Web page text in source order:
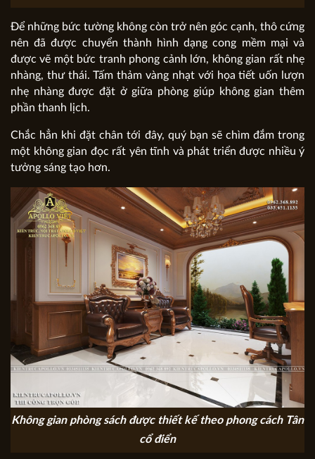
Để những bức tường không còn trở nên góc cạnh, thô cứng
nên đã được chuyển thành hình dạng cong mềm mại và
được vẽ một bức tranh phong cảnh lớn, không gian rất nhẹ
nhàng, thư thái. Tấm thảm vàng nhạt với họa tiết uốn lượn
nhẹ nhàng được đặt ở giữa phòng giúp không gian thêm
phần thanh lịch.
Chắc hẳn khi đặt chân tới đây, quý bạn sẽ chìm đắm trong
một không gian đọc rất yên tĩnh và phát triển được nhiều ý
tưởng sáng tạo hơn.
Không gian phòng sách được thiết kế theo phong cách Tân
cổ điển